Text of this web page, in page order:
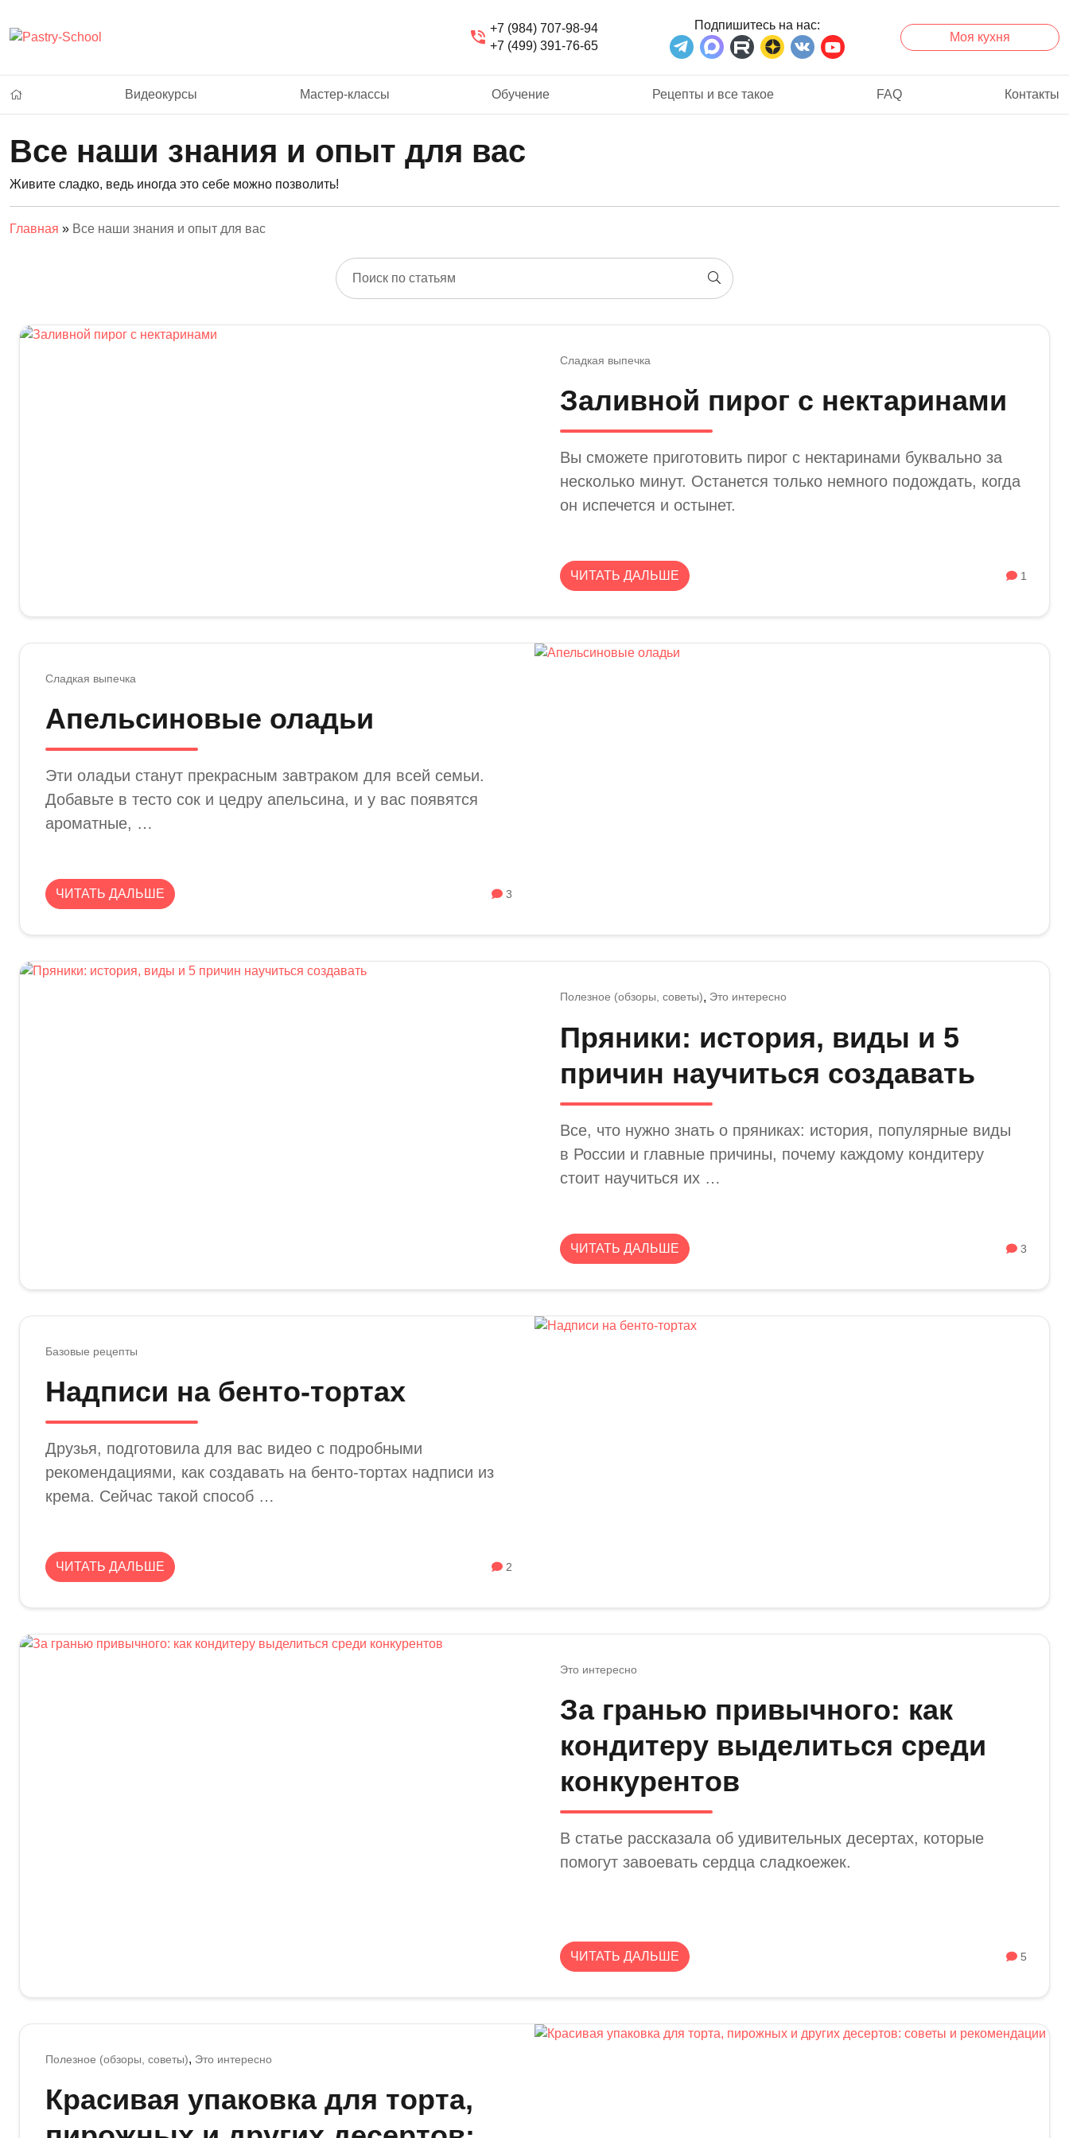
+7 (984) 707-98-94
+7 (499) 391-76-65
Подпишитесь на нас
Моя кухня
Видеокурсы Мастер-классы Обучение Рецепты и все такое FAQ Контакты
Все наши знания и опыт для вас
Живите сладко, ведь иногда это себе можно позволить!
Главная » Все наши знания и опыт для вас
Поиск по статьям
Сладкая выпечка
Заливной пирог с нектаринами
Вы сможете приготовить пирог с нектаринами буквально за
несколько минут. Останется только немного подождать, когда
он испечется и остынет.
ЧИТАТЬ ДАЛЬШЕ 1
Сладкая выпечка
Апельсиновые оладьи
Эти оладьи станут прекрасным завтраком для всей семьи.
Добавьте в тесто сок и цедру апельсина, и у вас появятся
ароматные, …
ЧИТАТЬ ДАЛЬШЕ 3
Полезное (обзоры, советы) Это интересно
Пряники: история, виды и 5
причин научиться создавать
Все, что нужно знать о пряниках: история, популярные виды
в России и главные причины, почему каждому кондитеру
стоит научиться их …
ЧИТАТЬ ДАЛЬШЕ 3
Базовые рецепты
Надписи на бенто-тортах
Друзья, подготовила для вас видео с подробными
рекомендациями, как создавать на бенто-тортах надписи из
крема. Сейчас такой способ …
ЧИТАТЬ ДАЛЬШЕ 2
Это интересно
За гранью привычного: как
кондитеру выделиться среди
конкурентов
В статье рассказала об удивительных десертах, которые
помогут завоевать сердца сладкоежек.
ЧИТАТЬ ДАЛЬШЕ 5
Полезное (обзоры, советы) Это интересно
Красивая упаковка для торта,